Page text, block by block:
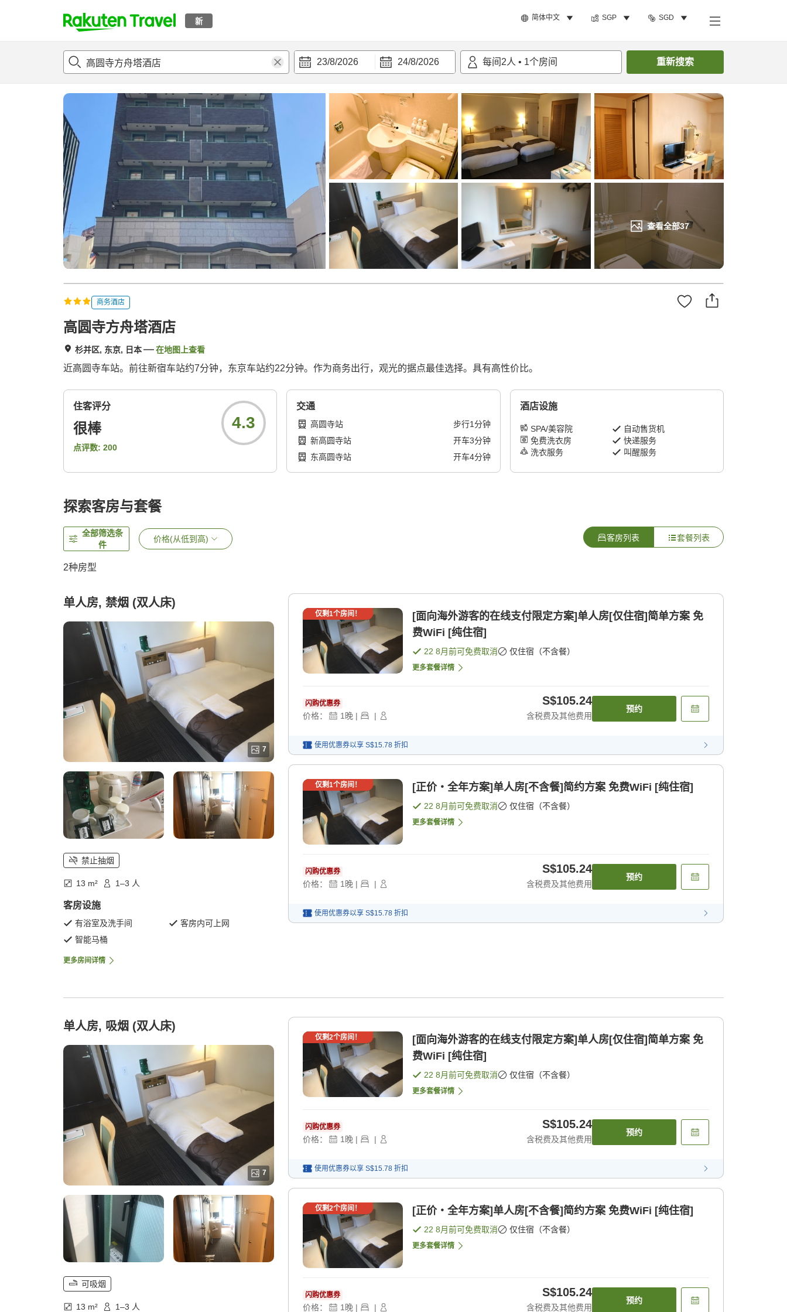
新 简体中文 SGP SGD
t
p
a
e
_
s
e
a
r
c
h
23/8/2026 24/8/2026 每间 2人 • 1个房间 重新搜索
查看全部37
概况 客房及住宿套餐评论设施 搜索客房
商务酒店
高圆寺方舟塔酒店
杉并区, 东京, 日本 在地图上查看
近高圆寺车站。前往新宿车站约7分钟，东京车站约22分钟。作为商务出行，观光的据点最佳选择。具有高性价比。
住客评分
很棒
点评数: 200
4.3
交通
高圆寺站 步行1分钟
新高圆寺站
开车3分钟
东高圆寺站
开车4分钟
酒店设施
SPA/美容院
自动售货机
免费洗衣房
快递服务
洗衣服务
叫醒服务
探索客房与套餐
全部筛选条
件
价格(从低到高) 客房列表 套餐列表
2种房型
单人房, 禁烟 (双人床)
7
禁止抽烟
13 m² 1–3 人
客房设施
有浴室及洗手间
客房内可上网
智能马桶
更多房间详情
仅剩1个房间！
[面向海外游客的在线支付限定方案]单人房[仅住宿]简单方案 免
费WiFi [纯住宿]
22 8月前可免费取消 仅住宿（不含餐）
更多套餐详情
闪购优惠券
价格： 1晚 | |
S$105.24
含税费及其他费用
预约
使用优惠券以享 S$15.78 折扣
仅剩1个房间！ [正价・全年方案]单人房[不含餐]简约方案 免费WiFi [纯住宿]
22 8月前可免费取消 仅住宿（不含餐）
更多套餐详情
闪购优惠券
价格： 1晚 | |
S$105.24
含税费及其他费用
预约
使用优惠券以享 S$15.78 折扣
单人房, 吸烟 (双人床)
7
可吸烟
13 m² 1–3 人
仅剩2个房间！
[面向海外游客的在线支付限定方案]单人房[仅住宿]简单方案 免
费WiFi [纯住宿]
22 8月前可免费取消 仅住宿（不含餐）
更多套餐详情
闪购优惠券
价格： 1 晚 | |
S$105.24
含税费及其他费用
预约
使用优惠券以享 S$15.78 折扣
仅剩2个房间！ [正价・全年方案]单人房[不含餐]简约方案 免费WiFi [纯住宿]
22 8月前可免费取消 仅住宿（不含餐）
更多套餐详情
闪购优惠券
价格： 1 晚 | |
S$105.24
含税费及其他费用
预约